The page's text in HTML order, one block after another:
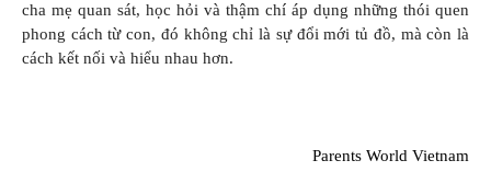
cha mẹ quan sát, học hỏi và thậm chí áp dụng những thói quen
phong cách từ con, đó không chỉ là sự đổi mới tủ đồ, mà còn là
cách kết nối và hiểu nhau hơn.
Parents World Vietnam